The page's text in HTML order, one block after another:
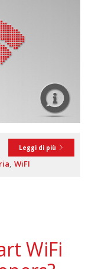
Leggi di più
WiFI
WiFi